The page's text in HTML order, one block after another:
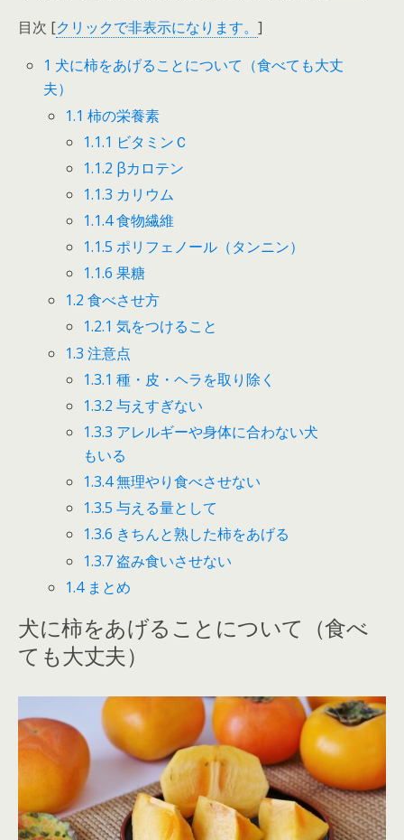
目次 [クリックで非表示になります。 ]
1 犬に柿をあげることについて（食べても大丈
夫）
1.1 柿の栄養素
1.1.1 ビタミンＣ
1.1.2 βカロテン
1.1.3 カリウム
1.1.4食物繊維
1.1.5 ポリフェノール（タンニン）
1.1.6 果糖
1.2 食べさせ方
1.2.1 気をつけること
1.3 注意点
1.3.1 種・皮・ヘラを取り除く
1.3.2 与えすぎない
1.3.3 アレルギーや身体に合わない犬
もいる
1.3.4無理やり食べさせない
1.3.5 与える量として
1.3.6 きちんと熟した柿をあげる
1.3.7 盗み食いさせない
1.4まとめ
犬に柿をあげることについて（食べ
ても大丈夫）